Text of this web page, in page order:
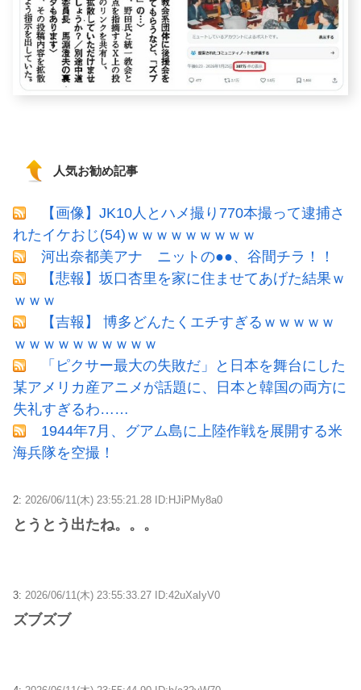
人気お勧め記事
【画像】JK10人とハメ撮り770本撮って逮捕さ
れたイケおじ(54)ｗｗｗｗｗｗｗｗｗ
河出奈都美アナ ニットの●●、谷間チラ！！
【悲報】坂口杏里を家に住ませてあげた結果ｗ
ｗｗｗ
【吉報】 博多どんたくエチすぎるｗｗｗｗｗ
ｗｗｗｗｗｗｗｗｗｗ
「ピクサー最大の失敗だ」と日本を舞台にした
某アメリカ産アニメが話題に、日本と韓国の両方に
失礼すぎるわ……
1944年7月、グアム島に上陸作戦を展開する米
海兵隊を空撮！
2: 2026/06/11(木) 23:55:21.28 ID:HJiPMy8a0
とうとう出たね。。。
3: 2026/06/11(木) 23:55:33.27 ID:42uXaIyV0
ズブズブ